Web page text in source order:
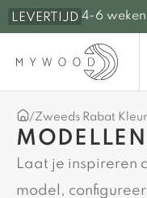
LEVERTIJD 4-6
/Zweeds Rabat
MODELLEN
Laat je inspireren
model,